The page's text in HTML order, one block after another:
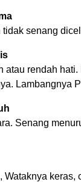
senang
atau rendah hati.
Lambangnya
Senang
Wataknya keras,